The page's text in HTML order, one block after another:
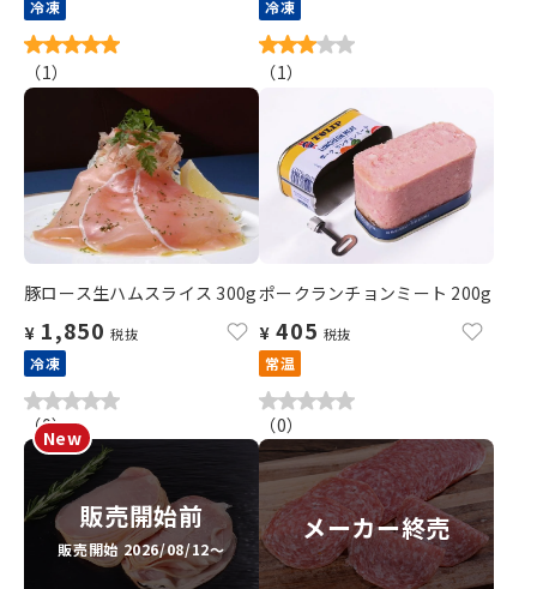
冷凍
（1）
冷凍
（1）
豚ロース生ハムスライス 300g
¥ 1,850 税抜
冷凍
（0）
ポークランチョンミート 200g
¥ 405 税抜
常温
（0）
販売開始前
販売開始 2026/08/12～
メーカー終売